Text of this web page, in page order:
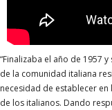
“Finalizaba el año de 1957
de la comunidad italiana
necesidad de establecer
de los italianos. Dando